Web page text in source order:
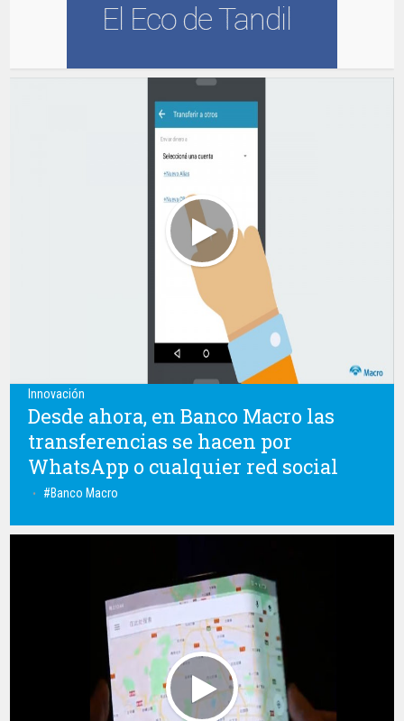
Innovación
Desde ahora, en Banco Macro las
transferencias se hacen por
WhatsApp o cualquier red social
Banco Macro